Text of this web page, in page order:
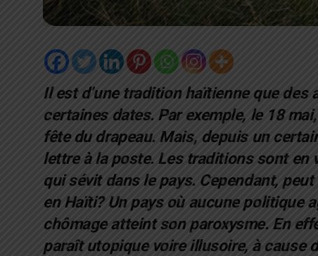
Il est d’une tradition haïtienne que
certaines dates. Par exemple, le 18
fête du drapeau. Mais, depuis un
lettre à la poste. Les traditions sont en
qui sévit dans le pays. Cependant,
en Haïti? Un pays où aucune politique
chômage atteint son paroxysme. En
paraît utopique voire illusoire, à cause